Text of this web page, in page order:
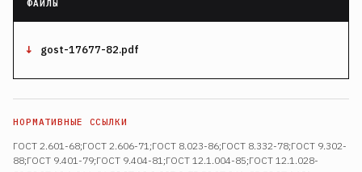
gost-17677-82.pdf
ГОСТ 2.601-68;ГОСТ 2.606-71;ГОСТ 8.023-86;ГОСТ 8.332-78;ГОСТ 9.302-
88;ГОСТ 9.401-79;ГОСТ 9.404-81;ГОСТ 12.1.004-85;ГОСТ 12.1.028-